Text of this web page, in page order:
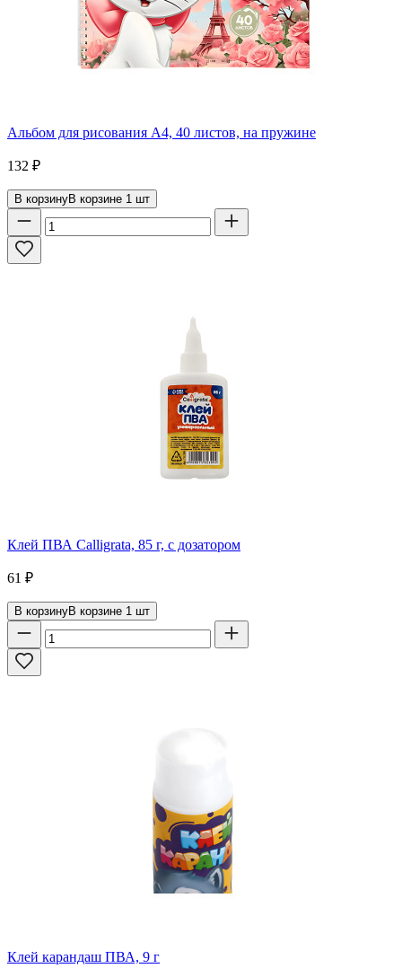
Альбом для рисования А4, 40 листов, на пружине
132 ₽
В корзинуВ корзине 1 шт
Клей ПВА Calligrata, 85 г, с дозатором
61 ₽
В корзинуВ корзине 1 шт
Клей карандаш ПВА, 9 г